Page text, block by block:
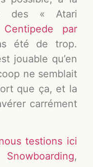
des « Atari
Centipede par
été de trop.
jouable qu’en
ne semblait
que ça, et la
carrément
testions ici
,